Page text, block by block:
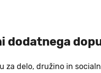
dodatnega
za delo, družino in